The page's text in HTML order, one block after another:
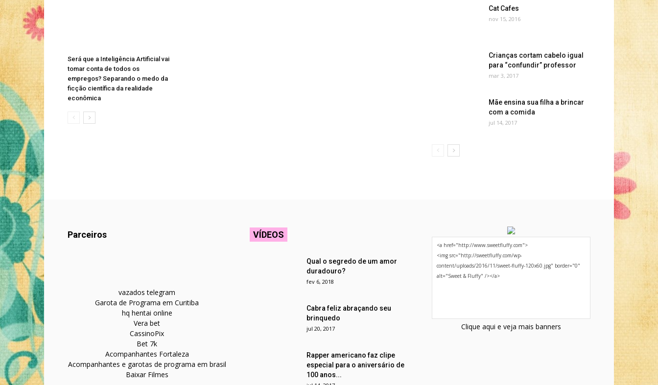
Será que a Inteligência Artificial vai
tomar conta de todos os
empregos? Separando o medo da
ficção científica da realidade
econômica
Cat Cafes
nov 15, 2016
Crianças cortam cabelo igual
para “confundir” professor
mar 3, 2017
Mãe ensina sua filha a brincar
com a comida
jul 14, 2017
Parceiros
vazados telegram
Garota de Programa em Curitiba
hq hentai online
Vera bet
CassinoPix
Bet 7k
Acompanhantes Fortaleza
Acompanhantes e garotas de programa em brasil
Baixar Filmes
VÍDEOS
Qual o segredo de um amor
duradouro?
fev 6, 2018
Cabra feliz abraçando seu
brinquedo
jul 20, 2017
Rapper americano faz clipe
especial para o aniversário de
100 anos...
Clique aqui e veja mais banners